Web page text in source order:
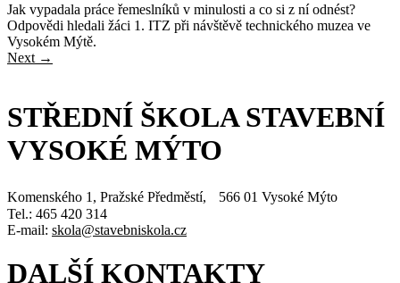
Jak vypadala práce řemeslníků v minulosti a co si z ní odnést?
Odpovědi hledali žáci 1. ITZ při návštěvě technického muzea ve
Vysokém Mýtě.
Next →
STŘEDNÍ ŠKOLA STAVEBNÍ
VYSOKÉ MÝTO
Komenského 1, Pražské Předměstí, 566 01 Vysoké Mýto
Tel.: 465 420 314
E-mail: skola@stavebniskola.cz
DALŠÍ KONTAKTY